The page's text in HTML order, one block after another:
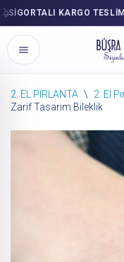
KARGO TESLIMATI
İçeriğe
2. EL PIRLANTA \ 2. El
Zarif Tasarım Bileklik